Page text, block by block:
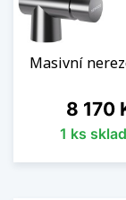
Masivní
Cena
8 170
1 ks